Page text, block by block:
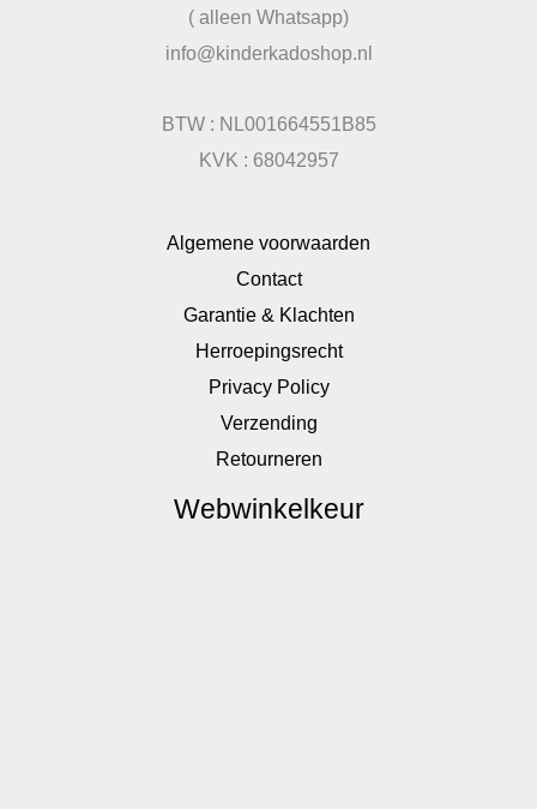
( alleen Whatsapp)
info@kinderkadoshop.nl
BTW : NL001664551B85
KVK : 68042957
Algemene voorwaarden
Contact
Garantie & Klachten
Herroepingsrecht
Privacy Policy
Verzending
Retourneren
Webwinkelkeur